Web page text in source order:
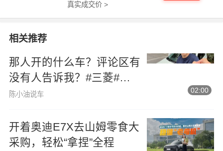
真实成交价 >
相关推荐
那人开的什么车？评论区有
没有人告诉我？#三菱#三
菱evo
陈小油说车
02:00
开着奥迪E7X去山姆零食大
采购，轻松“拿捏”全程